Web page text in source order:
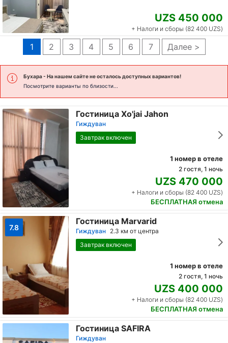
UZS 450 000
+ Налоги и сборы (82 400 UZS)
1 2 3 4 5 6 7 Далее >
Бухара- На нашем сайте не осталось доступных вариантов!
Посмотрите варианты по близости...
Гостиница Xo'jai Jahon
Гиждуван
Завтрак включен
1 номер в отеле
2 гостя, 1 ночь
UZS 470 000
+ Налоги и сборы (82 400 UZS)
БЕСПЛАТНАЯ отмена
7.8
Гостиница Marvarid
Гиждуван 2.3 км от центра
Завтрак включен
1 номер в отеле
2 гостя, 1 ночь
UZS 400 000
+ Налоги и сборы (82 400 UZS)
БЕСПЛАТНАЯ отмена
Гостиница SAFIRA
Гиждуван